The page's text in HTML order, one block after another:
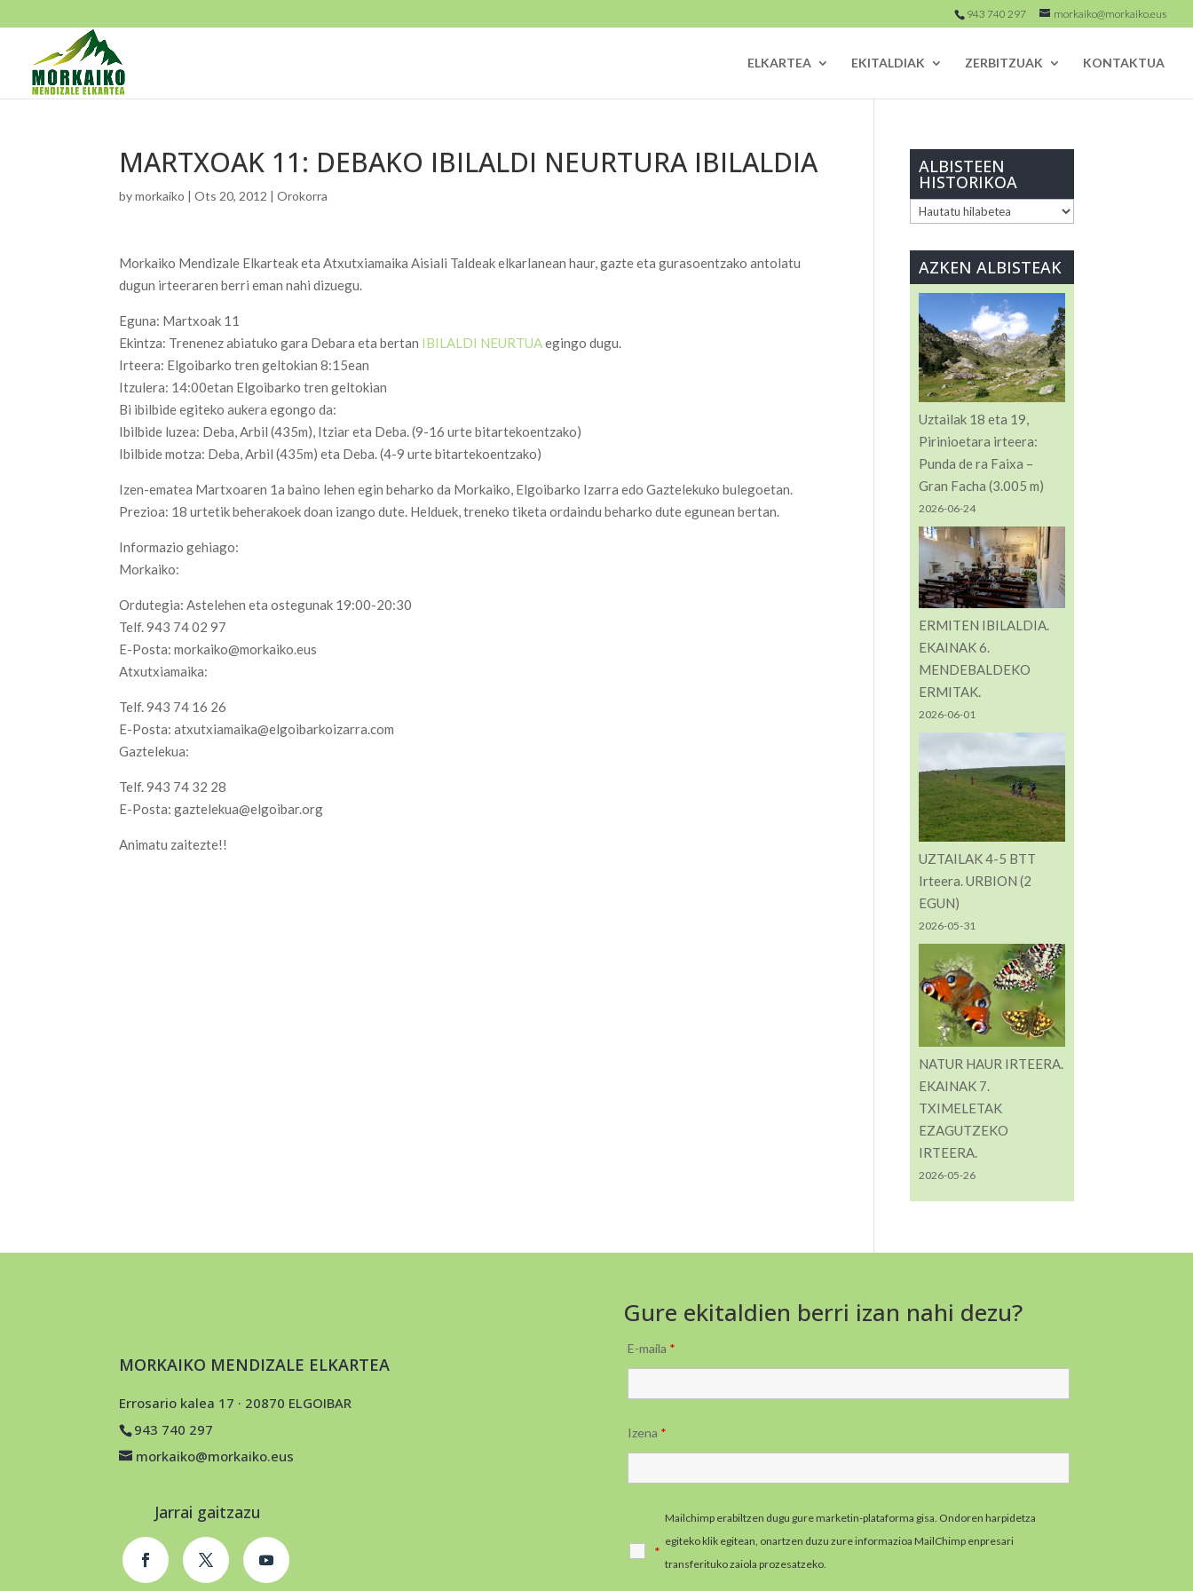
943 740 297 morkaiko@morkaiko.eus
ELKARTEA EKITALDIAK ZERBITZUAK KONTAKTUA
MARTXOAK 11: DEBAKO IBILALDI NEURTURA IBILALDIA
bymorkaiko |Ots 20, 2012 |Orokorra
Morkaiko Mendizale Elkarteak eta Atxutxiamaika Aisiali Taldeak elkarlanean haur, gazte eta gurasoentzako antolatu
dugun irteeraren berri eman nahi dizuegu.
Eguna: Martxoak 11
Ekintza: Trenenez abiatuko gara Debara eta bertan IBILALDI NEURTUAegingo dugu.
Irteera: Elgoibarko tren geltokian 8:15ean
Itzulera: 14:00etan Elgoibarko tren geltokian
Bi ibilbide egiteko aukera egongo da:
Ibilbide luzea: Deba, Arbil (435m), Itziar eta Deba. (9-16 urte bitartekoentzako)
Ibilbide motza: Deba, Arbil (435m) eta Deba. (4-9 urte bitartekoentzako)
Izen-ematea Martxoaren 1a baino lehen egin beharko da Morkaiko, Elgoibarko Izarra edo Gaztelekuko bulegoetan.
Prezioa: 18 urtetik beherakoek doan izango dute. Helduek, treneko tiketa ordaindu beharko dute egunean bertan.
Informazio gehiago:
Morkaiko:
Ordutegia: Astelehen eta ostegunak 19:00-20:30
Telf. 943 74 02 97
E-Posta: morkaiko@morkaiko.eus
Atxutxiamaika:
Telf. 943 74 16 26
E-Posta: atxutxiamaika@elgoibarkoizarra.com
Gaztelekua:
Telf. 943 74 32 28
E-Posta: gaztelekua@elgoibar.org
Animatu zaitezte!!
ALBISTEEN
HISTORIKOA
ALBISTEEN
AZKEN ALBISTEAK
Uztailak 18 eta 19,
Pirinioetara irteera:
Punda de ra Faixa –
Gran Facha (3.005 m)
2026-06-24
ERMITEN IBILALDIA.
EKAINAK 6.
MENDEBALDEKO
ERMITAK.
2026-06-01
UZTAILAK 4-5 BTT
Irteera. URBION (2
EGUN)
2026-05-31
NATUR HAUR IRTEERA.
EKAINAK 7.
TXIMELETAK
EZAGUTZEKO
IRTEERA.
2026-05-26
MORKAIKO MENDIZALE ELKARTEA
Errosario kalea 17 · 20870 ELGOIBAR
943 740 297
morkaiko@morkaiko.eus
Jarrai gaitzazu
Gure ekitaldien berri izan nahi dezu?
E-maila *
Izena *
*
Mailchimp erabiltzen dugu gure marketin-plataforma gisa. Ondoren harpidetza
egiteko klik egitean, onartzen duzu zure informazioa MailChimp enpresari
transferituko zaiola prozesatzeko.